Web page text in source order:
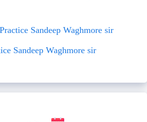
Sandeep Waghmore sir
Sandeep Waghmore sir